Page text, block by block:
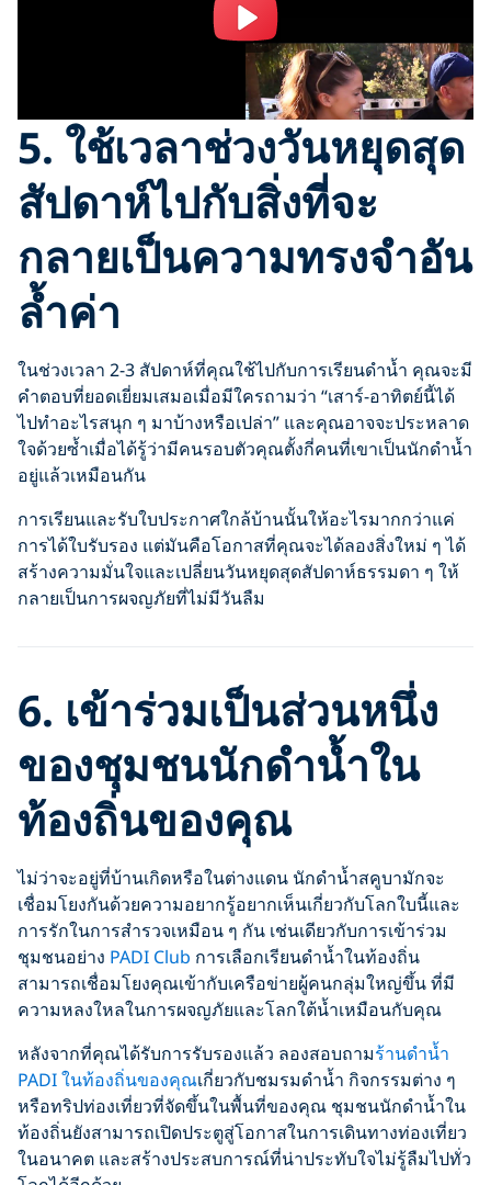
5. ใช้เวลาช่วงวันหยุดสุด
สัปดาห์ไปกับสิ่งที่จะ
กลายเป็นความทรงจำอัน
ล้ำค่า
ในช่วงเวลา 2-3 สัปดาห์ที่คุณใช้ไปกับการเรียนดำน้ำ คุณจะมี
คำตอบที่ยอดเยี่ยมเสมอเมื่อมีใครถามว่า “เสาร์-อาทิตย์นี้ได้
ไปทำอะไรสนุก ๆ มาบ้างหรือเปล่า” และคุณอาจจะประหลาด
ใจด้วยซ้ำเมื่อได้รู้ว่ามีคนรอบตัวคุณตั้งกี่คนที่เขาเป็นนักดำน้ำ
อยู่แล้วเหมือนกัน
การเรียนและรับใบประกาศใกล้บ้านนั้นให้อะไรมากกว่าแค่
การได้ใบรับรอง แต่มันคือโอกาสที่คุณจะได้ลองสิ่งใหม่ ๆ ได้
สร้างความมั่นใจและเปลี่ยนวันหยุดสุดสัปดาห์ธรรมดา ๆ ให้
กลายเป็นการผจญภัยที่ไม่มีวันลืม
6. เข้าร่วมเป็นส่วนหนึ่ง
ของชุมชนนักดำน้ำใน
ท้องถิ่นของคุณ
ไม่ว่าจะอยู่ที่บ้านเกิดหรือในต่างแดน นักดำน้ำสคูบามักจะ
เชื่อมโยงกันด้วยความอยากรู้อยากเห็นเกี่ยวกับโลกใบนี้และ
การรักในการสำรวจเหมือน ๆ กัน เช่นเดียวกับการเข้าร่วม
ชุมชนอย่าง PADI Club การเลือกเรียนดำน้ำในท้องถิ่น
สามารถเชื่อมโยงคุณเข้ากับเครือข่ายผู้คนกลุ่มใหญ่ขึ้น ที่มี
ความหลงใหลในการผจญภัยและโลกใต้น้ำเหมือนกับคุณ
หลังจากที่คุณได้รับการรับรองแล้ว ลองสอบถามร้านดำน้ำ
PADI ในท้องถิ่นของคุณเกี่ยวกับชมรมดำน้ำ กิจกรรมต่าง ๆ
หรือทริปท่องเที่ยวที่จัดขึ้นในพื้นที่ของคุณ ชุมชนนักดำน้ำใน
ท้องถิ่นยังสามารถเปิดประตูสู่โอกาสในการเดินทางท่องเที่ยว
ในอนาคต และสร้างประสบการณ์ที่น่าประทับใจไม่รู้ลืมไปทั่ว